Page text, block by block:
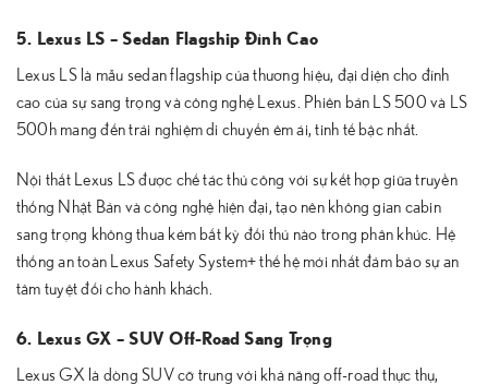
5. Lexus LS – Sedan Flagship Đỉnh Cao
Lexus LS là mẫu sedan flagship của thương hiệu, đại diện cho đỉnh
cao của sự sang trọng và công nghệ Lexus. Phiên bản LS 500 và LS
500h mang đến trải nghiệm di chuyển êm ái, tinh tế bậc nhất.
Nội thất Lexus LS được chế tác thủ công với sự kết hợp giữa truyền
thống Nhật Bản và công nghệ hiện đại, tạo nên không gian cabin
sang trọng không thua kém bất kỳ đối thủ nào trong phân khúc. Hệ
thống an toàn Lexus Safety System+ thế hệ mới nhất đảm bảo sự an
tâm tuyệt đối cho hành khách.
6. Lexus GX – SUV Off-Road Sang Trọng
Lexus GX là dòng SUV cỡ trung với khả năng off-road thực thụ,